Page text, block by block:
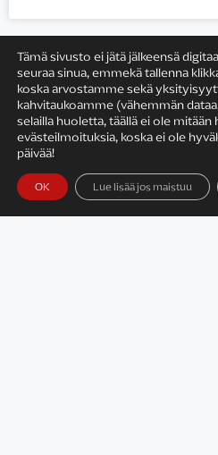
Tämä sivusto ei jätä jälkeensä
seuraa sinua, emmekä tallenna
koska arvostamme sekä
kahvitaukoamme (vähemmän
selailla huoletta, täällä ei ole
evästeilmoituksia, koska ei ole
päivää!
OK Lue lisää jos maistuu